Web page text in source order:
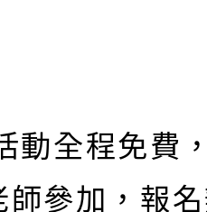
全程免費
師參加，報